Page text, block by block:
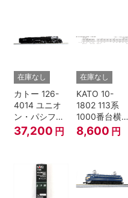
在庫なし
カトー 126-
4014 ユニオ
ン・パシフィ
ック鉄道 ビッ
グボーイ＃
37,200 円
在庫なし
KATO 10-
1802 113系
1000番台横須
賀・総武快速
線 増結4両セ
8,600 円